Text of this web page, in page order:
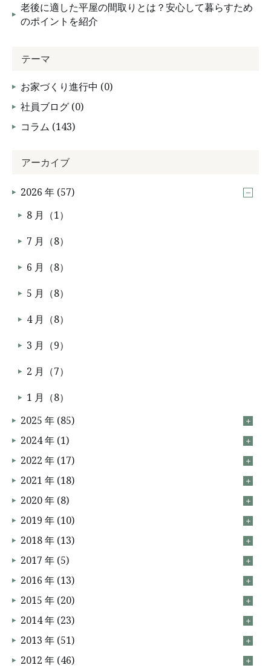
老後に適した平屋の間取りとは？安心して暮らすため
のポイントを紹介
テーマ
お家づくり進行中 (0)
社員ブログ (0)
コラム (143)
アーカイブ
2026 年 (57)
8 月（1）
7 月（8）
6 月（8）
5 月（8）
4 月（8）
3 月（9）
2 月（7）
1 月（8）
2025 年 (85)
2024 年 (1)
2022 年 (17)
2021 年 (18)
2020 年 (8)
2019 年 (10)
2018 年 (13)
2017 年 (5)
2016 年 (13)
2015 年 (20)
2014 年 (23)
2013 年 (51)
2012 年 (46)